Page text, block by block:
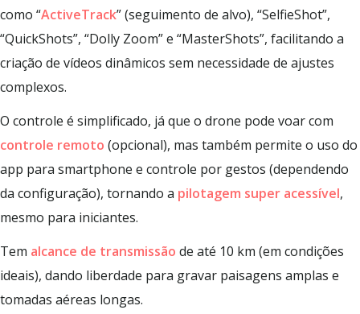
como “ActiveTrack” (seguimento de alvo), “SelfieShot”,
“QuickShots”, “Dolly Zoom” e “MasterShots”, facilitando a
criação de vídeos dinâmicos sem necessidade de ajustes
complexos.
O controle é simplificado, já que o drone pode voar com
controle remoto (opcional), mas também permite o uso do
app para smartphone e controle por gestos (dependendo
da configuração), tornando a pilotagem super acessível,
mesmo para iniciantes.
Tem alcance de transmissão de até 10 km (em condições
ideais), dando liberdade para gravar paisagens amplas e
tomadas aéreas longas.